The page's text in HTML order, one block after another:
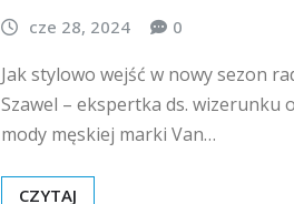
cze 28, 2024 0
Jak stylowo wejść w nowy sezon
Szawel – ekspertka ds. wizerunku
mody męskiej marki Van…
CZYTAJ